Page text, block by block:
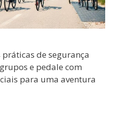
de segurança
e pedale com
para uma aventura